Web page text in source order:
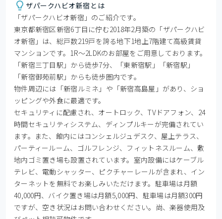
ザパークハビオ新宿とは
「ザパークハビオ新宿」のご紹介です。
東京都新宿区新宿6丁目に佇む2018年2月築の「ザパークハビ
オ新宿」は、総戸数219戸を誇る地下1地上7階建て高級賃貸
マンションです。1R～2LDKのお部屋をご用意しております。
「新宿三丁目駅」から徒歩7分、「東新宿駅」「新宿駅」
「新宿御苑前駅」からも徒歩圏内です。
物件周辺には「新宿ルミネ」や「新宿高島屋」があり、ショ
ッピングや外食に最適です。
セキュリティに配慮され、オートロック、TVドアフォン、24
時間セキュリティシステム、ディンプルキーが完備されてい
ます。また、館内にはコンシェルジュデスク、屋上テラス、
パーティールーム、ゴルフレンジ、フィットネスルーム、敷
地内ゴミ置き場も設置されています。室内設備にはケーブル
テレビ、電動シャッター、ピクチャーレールが含まれ、イン
ターネットを無料でお楽しみいただけます。駐車場は月額
40,000円、バイク置き場は月額5,000円、駐車場は月額300円
ですが、空き状況はお問い合わせください。尚、楽器使用及